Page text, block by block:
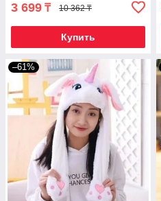
3 699 ₸ 10 362 ₸
Купить
–61%